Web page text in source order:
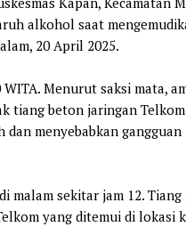
alkohol saat
20 April 2025.
Menurut saksi mata,
tiang beton jaringan
menyebabkan
malam sekitar jam 12.
yang ditemui di lokasi